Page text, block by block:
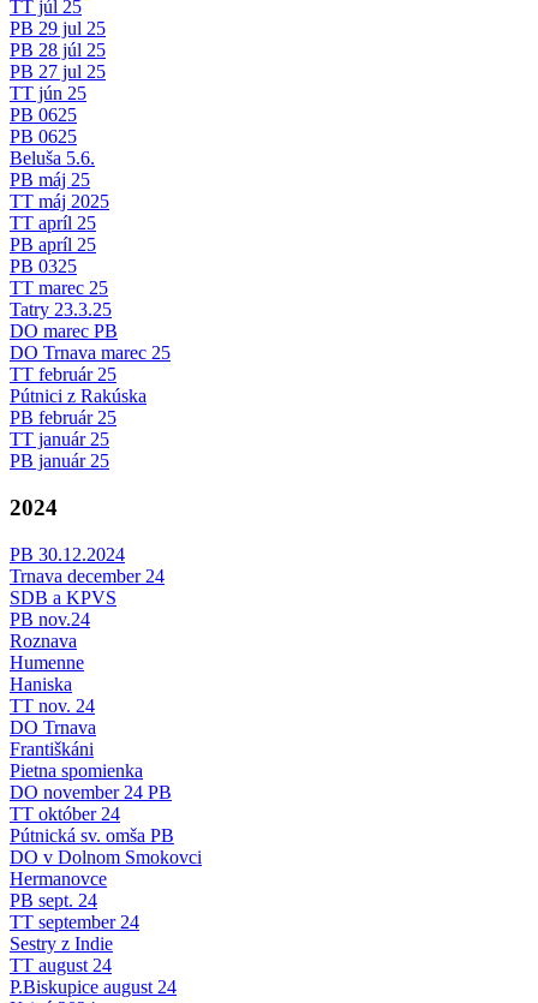
TT júl 25
PB 29 jul 25
PB 28 júl 25
PB 27 jul 25
TT jún 25
PB 0625
PB 0625
Beluša 5.6.
PB máj 25
TT máj 2025
TT apríl 25
PB apríl 25
PB 0325
TT marec 25
Tatry 23.3.25
DO marec PB
DO Trnava marec 25
TT február 25
Pútnici z Rakúska
PB február 25
TT január 25
PB január 25
2024
PB 30.12.2024
Trnava december 24
SDB a KPVS
PB nov.24
Roznava
Humenne
Haniska
TT nov. 24
DO Trnava
Františkáni
Pietna spomienka
DO november 24 PB
TT október 24
Pútnická sv. omša PB
DO v Dolnom Smokovci
Hermanovce
PB sept. 24
TT september 24
Sestry z Indie
TT august 24
P.Biskupice august 24